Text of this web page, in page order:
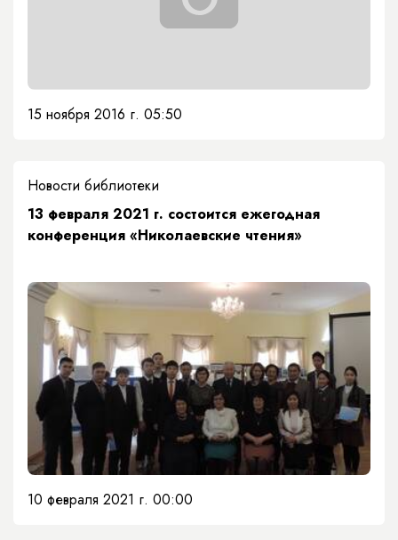
15 ноября 2016 г. 05:50
Новости библиотеки
13 февраля 2021 г. состоится ежегодная
конференция «Николаевские чтения»
10 февраля 2021 г. 00:00